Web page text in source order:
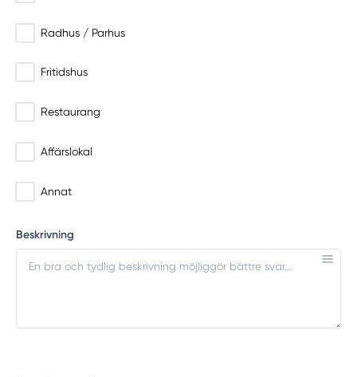
Radhus / Parhus
Fritidshus
Restaurang
Affärslokal
Annat
Beskrivning